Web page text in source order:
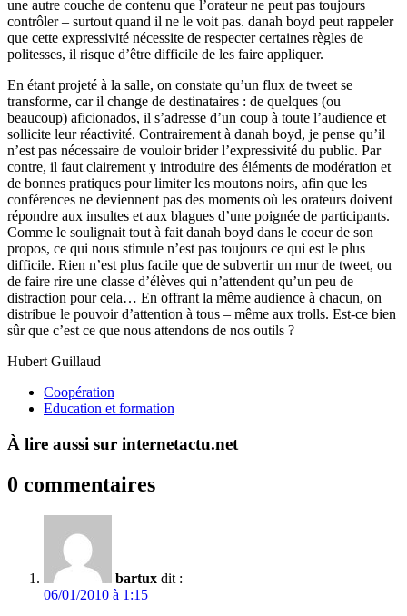
une autre couche de contenu que l’orateur ne peut pas toujours
contrôler – surtout quand il ne le voit pas. danah boyd peut rappeler
que cette expressivité nécessite de respecter certaines règles de
politesses, il risque d’être difficile de les faire appliquer.
En étant projeté à la salle, on constate qu’un flux de tweet se
transforme, car il change de destinataires : de quelques (ou
beaucoup) aficionados, il s’adresse d’un coup à toute l’audience et
sollicite leur réactivité. Contrairement à danah boyd, je pense qu’il
n’est pas nécessaire de vouloir brider l’expressivité du public. Par
contre, il faut clairement y introduire des éléments de modération et
de bonnes pratiques pour limiter les moutons noirs, afin que les
conférences ne deviennent pas des moments où les orateurs doivent
répondre aux insultes et aux blagues d’une poignée de participants.
Comme le soulignait tout à fait danah boyd dans le coeur de son
propos, ce qui nous stimule n’est pas toujours ce qui est le plus
difficile. Rien n’est plus facile que de subvertir un mur de tweet, ou
de faire rire une classe d’élèves qui n’attendent qu’un peu de
distraction pour cela… En offrant la même audience à chacun, on
distribue le pouvoir d’attention à tous – même aux trolls. Est-ce bien
sûr que c’est ce que nous attendons de nos outils ?
Hubert Guillaud
Coopération
Education et formation
À lire aussi sur internetactu.net
0 commentaires
bartux dit :
06/01/2010 à 1:15